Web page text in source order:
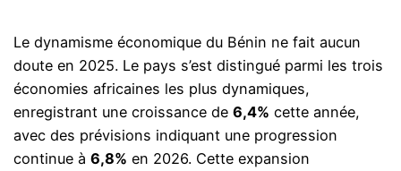
Le dynamisme économique du Bénin ne fait aucun
doute en 2025. Le pays s’est distingué parmi les trois
économies africaines les plus dynamiques,
enregistrant une croissance de6,4% cette année,
avec des prévisions indiquant une progression
continue à6,8% en 2026. Cette expansion